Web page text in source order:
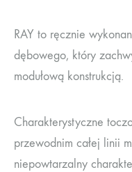
RAY to ręcznie
dębowego, który
modułową konstrukcją.
Charakterystyczne
przewodnim całej linii
niepowtarzalny